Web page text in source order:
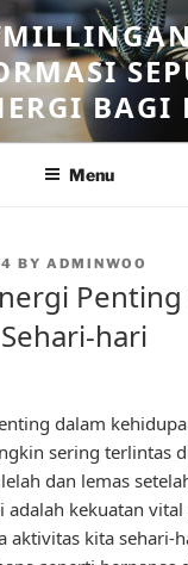
Menu
BY ADMINWOO
hari
dalam
sering terlintas
dan lemas
adalah kekuatan vital
aktivitas kita sehari-